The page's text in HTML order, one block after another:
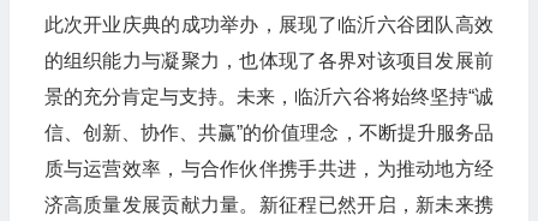
此次开业庆典的成功举办，展现了临沂六谷团队高效
的组织能力与凝聚力，也体现了各界对该项目发展前
景的充分肯定与支持。未来，临沂六谷将始终坚持“诚
信、创新、协作、共赢”的价值理念，不断提升服务品
质与运营效率，与合作伙伴携手共进，为推动地方经
济高质量发展贡献力量。新征程已然开启，新未来携